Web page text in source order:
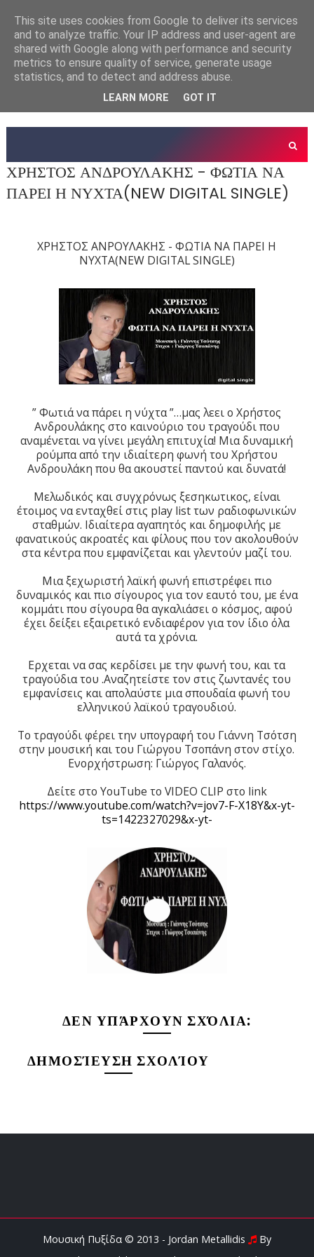
ΧΡΗΣΤΟΣ ΑΝΔΡΟΥΛΑΚΗΣ - ΦΩΤΙΑ ΝΑ
ΠΑΡΕΙ Η ΝΥΧΤΑ(NEW DIGITAL SINGLE)
ΧΡΗΣΤΟΣ ΑΝΡΟΥΛΑΚΗΣ - ΦΩΤΙΑ ΝΑ ΠΑΡΕΙ Η
ΝΥΧΤΑ(NEW DIGITAL SINGLE)
” Φωτιά να πάρει η νύχτα ”…μας λεει ο Χρήστος
Ανδρουλάκης στο καινούριο τoυ τραγούδι που
αναμένεται να γίνει μεγάλη επιτυχία! Μια δυναμική
ρούμπα από την ιδιαίτερη φωνή του Χρήστου
Ανδρουλάκη που θα ακουστεί παντού και δυνατά!
Μελωδικός και συγχρόνως ξεσηκωτικος, είναι
έτοιμος να ενταχθεί στις play list των ραδιοφωνικών
σταθμών. Ιδιαίτερα αγαπητός και δημοφιλής με
φανατικούς ακροατές και φίλους που τον ακολουθούν
στα κέντρα που εμφανίζεται και γλεντούν μαζί του.
Μια ξεχωριστή λαϊκή φωνή επιστρέφει πιο
δυναμικός και πιο σίγουρος για τον εαυτό του, με ένα
κομμάτι που σίγουρα θα αγκαλιάσει ο κόσμος, αφού
έχει δείξει εξαιρετικό ενδιαφέρον για τον ίδιο όλα
αυτά τα χρόνια.
Ερχεται να σας κερδίσει με την φωνή του, και τα
τραγούδια του .Αναζητείστε τον στις ζωντανές του
εμφανίσεις και απολαύστε μια σπουδαία φωνή του
ελληνικού λαϊκού τραγουδιού.
Το τραγούδι φέρει την υπογραφή του Γιάννη Τσότση
στην μουσική και του Γιώργου Τσοπάνη στον στίχο.
Eνορχήστρωση: Γιώργος Γαλανός.
Δείτε στο ΥouΤube το VIDEO CLIP στο link
https://www.youtube.com/watch?v=jov7-F-X18Y&x-yt-
ts=1422327029&x-yt-
ΔΕΝ ΥΠΆΡΧΟΥΝ ΣΧΌΛΙΑ:
ΔΗΜΟΣΊΕΥΣΗ ΣΧΟΛΊΟΥ
Μουσική Πυξίδα © 2013 - Jordan Metallidis
By
This site uses cookies from Google to deliver its services
and to analyze traffic. Your IP address and user-agent are
shared with Google along with performance and security
metrics to ensure quality of service, generate usage
statistics, and to detect and address abuse.
LEARN MORE GOT IT